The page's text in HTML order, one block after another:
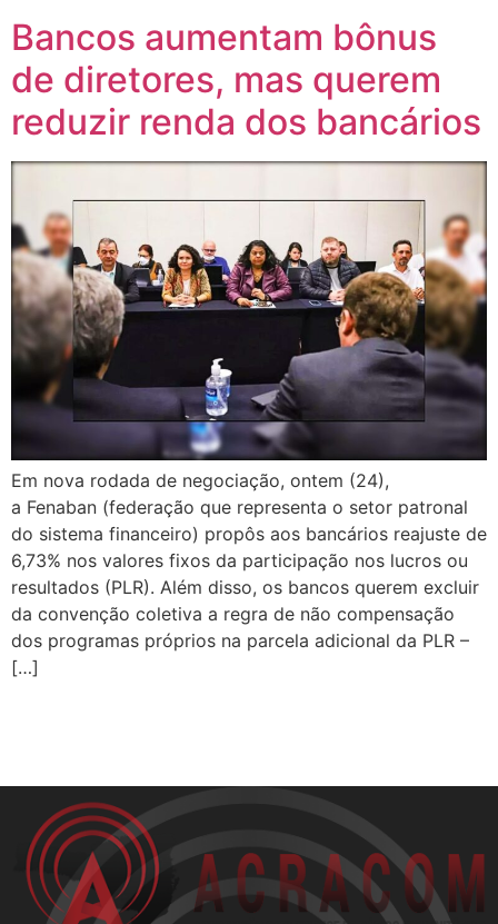
Bancos aumentam bônus
de diretores, mas querem
reduzir renda dos bancários
Em nova rodada de negociação, ontem (24),
a Fenaban (federação que representa o setor patronal
do sistema financeiro) propôs aos bancários reajuste de
6,73% nos valores fixos da participação nos lucros ou
resultados (PLR). Além disso, os bancos querem excluir
da convenção coletiva a regra de não compensação
dos programas próprios na parcela adicional da PLR –
[…]